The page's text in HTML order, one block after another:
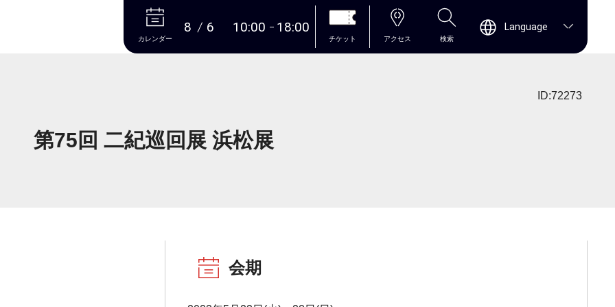
本文へ
カレンダー
8 6 10:00 18:00
チケット アクセス 検索
Language
ID:72273
第75回 二紀巡回展 浜松展
会期